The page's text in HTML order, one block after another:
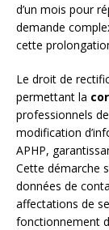
d’un mois pour
demande
cette
Le droit de
permettant la
professionnels
modification
APHP,
Cette démarche
données de
affectations de
fonctionnement